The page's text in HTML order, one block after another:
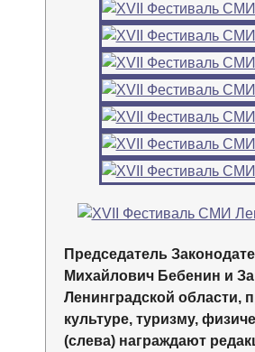
Председатель
Михайлович Бебенин и
Ленинградской области,
культуре, туризму,
(слева) награждают